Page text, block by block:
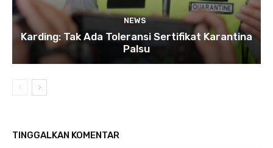
NEWS
Karding: Tak Ada Toleransi Sertifikat Karantina
Palsu
TINGGALKAN KOMENTAR